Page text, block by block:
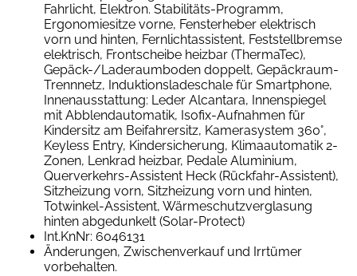
Fahrlicht, Elektron. Stabilitäts-Programm,
Ergonomiesitze vorne, Fensterheber elektrisch
vorn und hinten, Fernlichtassistent, Feststellbremse
elektrisch, Frontscheibe heizbar (ThermaTec),
Gepäck-/Laderaumboden doppelt, Gepäckraum-
Trennnetz, Induktionsladeschale für Smartphone,
Innenausstattung: Leder Alcantara, Innenspiegel
mit Abblendautomatik, Isofix-Aufnahmen für
Kindersitz am Beifahrersitz, Kamerasystem 360°,
Keyless Entry, Kindersicherung, Klimaautomatik 2-
Zonen, Lenkrad heizbar, Pedale Aluminium,
Querverkehrs-Assistent Heck (Rückfahr-Assistent),
Sitzheizung vorn, Sitzheizung vorn und hinten,
Totwinkel-Assistent, Wärmeschutzverglasung
hinten abgedunkelt (Solar-Protect)
Int.KnNr: 6046131
Änderungen, Zwischenverkauf und Irrtümer
vorbehalten.